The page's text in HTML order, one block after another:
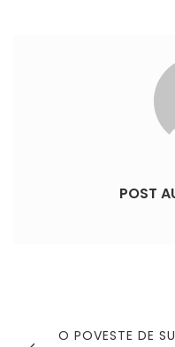
POST
PREVIOUS
O POVESTE DE